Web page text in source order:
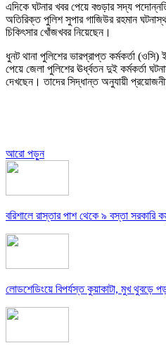
এদিকে ঘটনার খবর পেয়ে বগুড়ার সদ্য
অতিরিক্ত পুলিশ সুপার গাজিউর রহমান
চিকিৎসার খোঁজখবর নিয়েছেন।
ধুনট থানা পুলিশের ভারপ্রাপ্ত কর্মকর্তা
পেয়ে জেলা পুলিশের ঊর্ধ্বতন দুই কর্মকর্তা
দেখছেন। তাদের সিদ্ধান্ত অনুযায়ী
আরো পড়ুন
বরিশালে রাস্তার পাশ থেকে ৯ বস্তা সরকারি
লোডশেডিংয়ে বিপর্যস্ত কুয়াকাটা, মুখ থুবড়ে